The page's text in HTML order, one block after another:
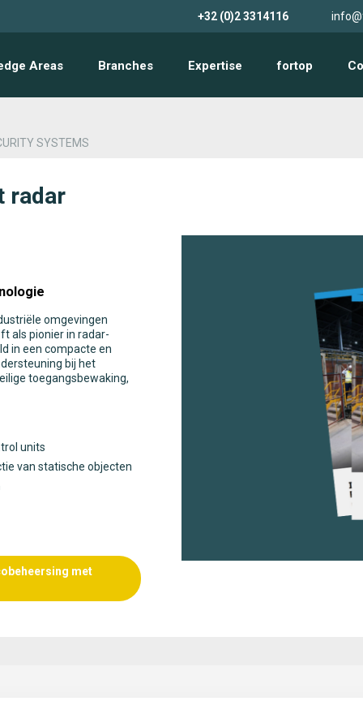
+32 (0)2 3314116
Areas Branches Expertise fortop
SYSTEMS
radar
omgevingen
als pionier in radar-
in een compacte en
bij het
toegangsbewaking,
units
van statische objecten
met